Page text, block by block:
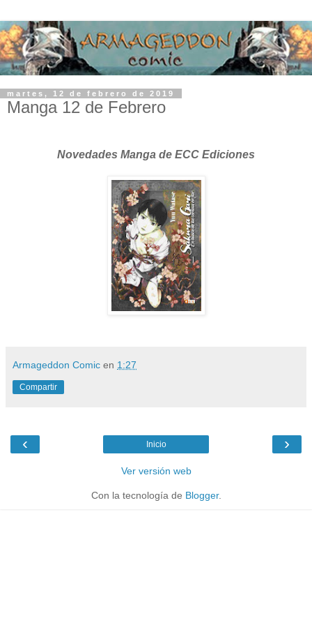
martes, 12 de febrero de 2019
Manga 12 de Febrero
Novedades Manga de ECC Ediciones
Armageddon Comic en 1:27
Compartir
‹ ›
Inicio
Ver versión web
Con la tecnología de Blogger.